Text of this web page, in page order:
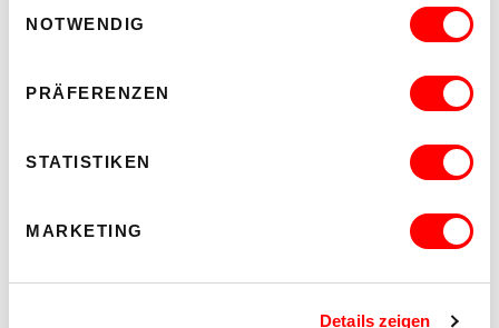
NOTWENDIG
PRÄFERENZEN
STATISTIKEN
MARKETING
Details zeigen